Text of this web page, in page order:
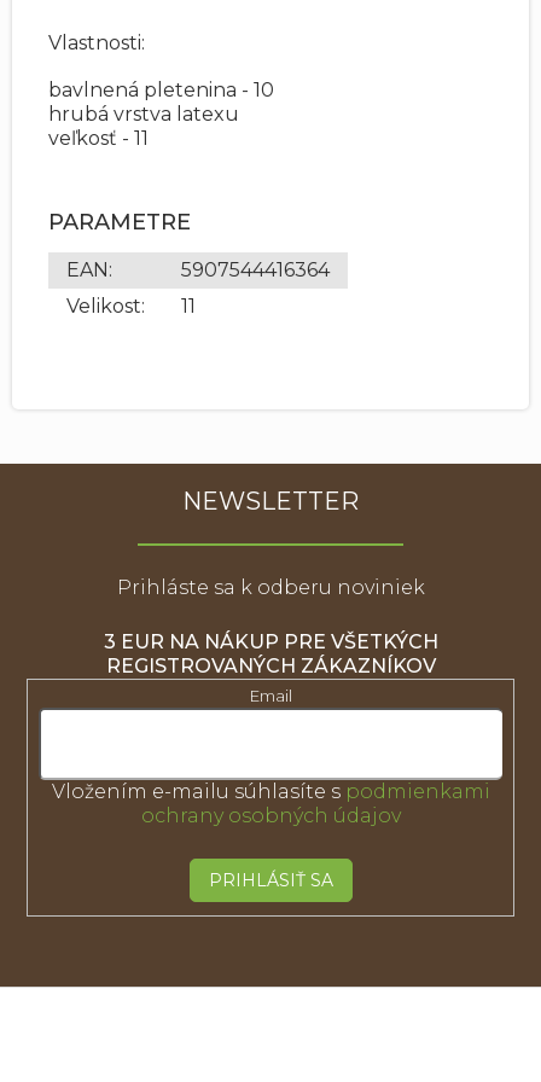
Vlastnosti:
bavlnená pletenina - 10
hrubá vrstva latexu
veľkosť - 11
PARAMETRE
EAN:
5907544416364
Velikost: 11
NEWSLETTER
Prihláste sa k odberu noviniek
3 EUR NA NÁKUP PRE VŠETKÝCH
REGISTROVANÝCH ZÁKAZNÍKOV
Email
Vložením e-mailu súhlasíte s podmienkami
ochrany osobných údajov
PRIHLÁSIŤ SA